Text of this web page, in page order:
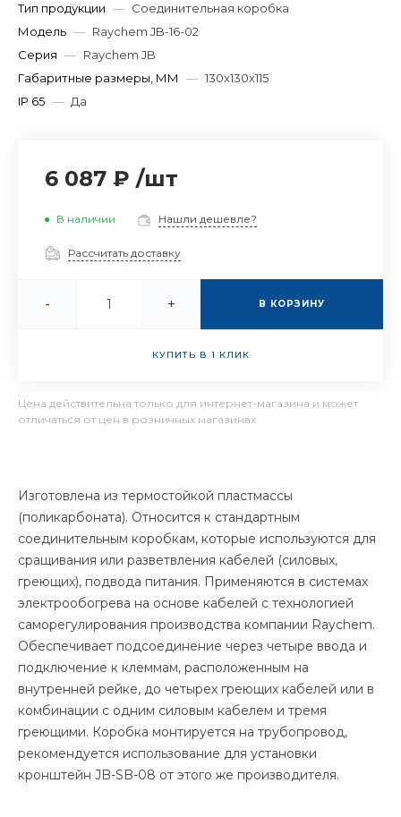
Тип продукции — Соединительная коробка
Модель — Raychem JB-16-02
Серия — Raychem JB
Габаритные размеры, ММ
— 130x130x115
IP 65 — Да
6 087 ₽ /шт
В наличии Нашли дешевле?
Рассчитать доставку
- + В КОРЗИНУ
КУПИТЬ В 1 КЛИК
Цена действительна только для интернет-магазина и может
отличаться от цен в розничных магазинах
Изготовлена из термостойкой пластмассы
(поликарбоната). Относится к стандартным
соединительным коробкам, которые используются для
сращивания или разветвления кабелей (силовых,
греющих), подвода питания. Применяются в системах
электрообогрева на основе кабелей с технологией
саморегулирования производства компании Raychem.
Обеспечивает подсоединение через четыре ввода и
подключение к клеммам, расположенным на
внутренней рейке, до четырех греющих кабелей или в
комбинации с одним силовым кабелем и тремя
греющими. Коробка монтируется на трубопровод,
рекомендуется использование для установки
кронштейн JB-SB-08 от этого же производителя.